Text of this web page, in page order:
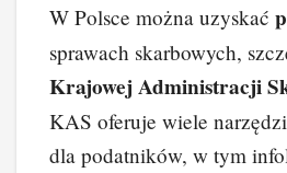
W Polsce można uzyskać
sprawach skarbowych,
Krajowej Administracji
KAS oferuje wiele
dla podatników, w tym